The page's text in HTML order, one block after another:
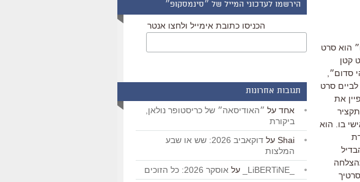
הוא סרט
קטן
סדום״,
סרט
את
בו. הוא
הירשמו לעדכוני המייל של ״סינמסקופ״
הכניסו כתובת אימייל ולחצו אנטר
תגובות אחרונות
אחד על ״האודיסאה״ של כריסטופר נולאן,
ביקורת
Shai על
דוקאביב 2026: שש או שבע
המלצות
על אוסקר 2026: כל הזוכים